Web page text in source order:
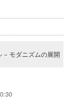
− モダニズムの展開